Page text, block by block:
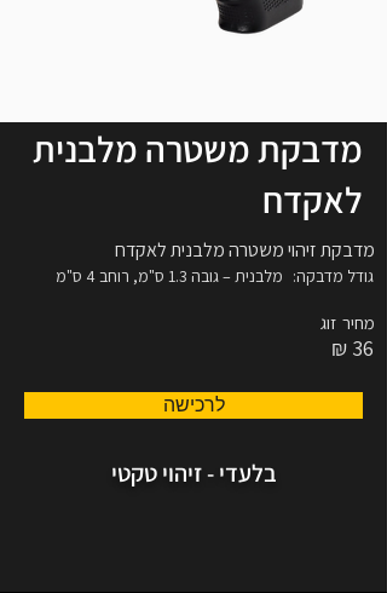
מדבקת משטרה מלבנית
לאקדח
מדבקת זיהוי משטרה מלבנית לאקדח
מלבנית – גובה 1.3 ס"מ, רוחב 4 ס"מ גודל מדבקה:
זוג מחיר
36 ₪
לרכישה
בלעדי - זיהוי טקטי